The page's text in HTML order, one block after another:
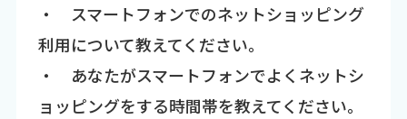
・ スマートフォンでのネットショッピング
利用について教えてください。
・ あなたがスマートフォンでよくネットシ
ョッピングをする時間帯を教えてください。